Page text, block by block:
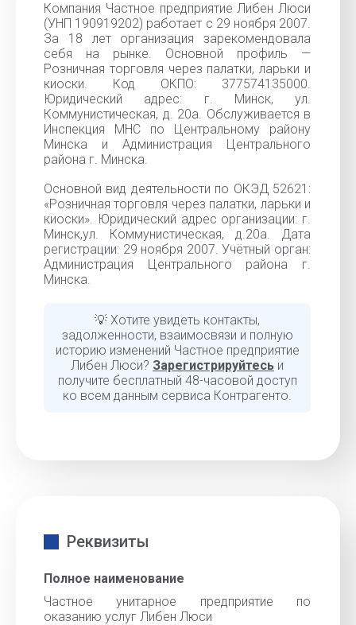
Компания Частное предприятие Либен Люси
(УНП 190919202) работает с 29 ноября 2007.
За 18 лет организация зарекомендовала
себя на рынке. Основной профиль —
Розничная торговля через палатки, ларьки и
киоски. Код ОКПО: 377574135000.
Юридический адрес: г. Минск, ул.
Коммунистическая, д. 20а. Обслуживается в
Инспекция МНС по Центральному району
Минска и Администрация Центрального
района г. Минска.
Основной вид деятельности по ОКЭД 52621:
«Розничная торговля через палатки, ларьки и
киоски». Юридический адрес организации: г.
Минск,ул. Коммунистическая, д.20а. Дата
регистрации: 29 ноября 2007. Учётный орган:
Администрация Центрального района г.
Минска.
💡 Хотите увидеть контакты,
задолженности, взаимосвязи и полную
историю изменений Частное предприятие
Либен Люси? Зарегистрируйтесь и
получите бесплатный 48-часовой доступ
ко всем данным сервиса Контрагенто.
Реквизиты
Полное наименование
Частное унитарное предприятие по
оказанию услуг Либен Люси